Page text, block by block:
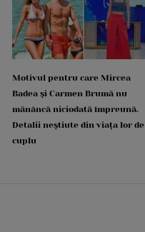
Motivul pentru care Mircea
Badea și Carmen Brumă nu
mănâncă niciodată împreună.
Detalii neștiute din viața lor de
cuplu